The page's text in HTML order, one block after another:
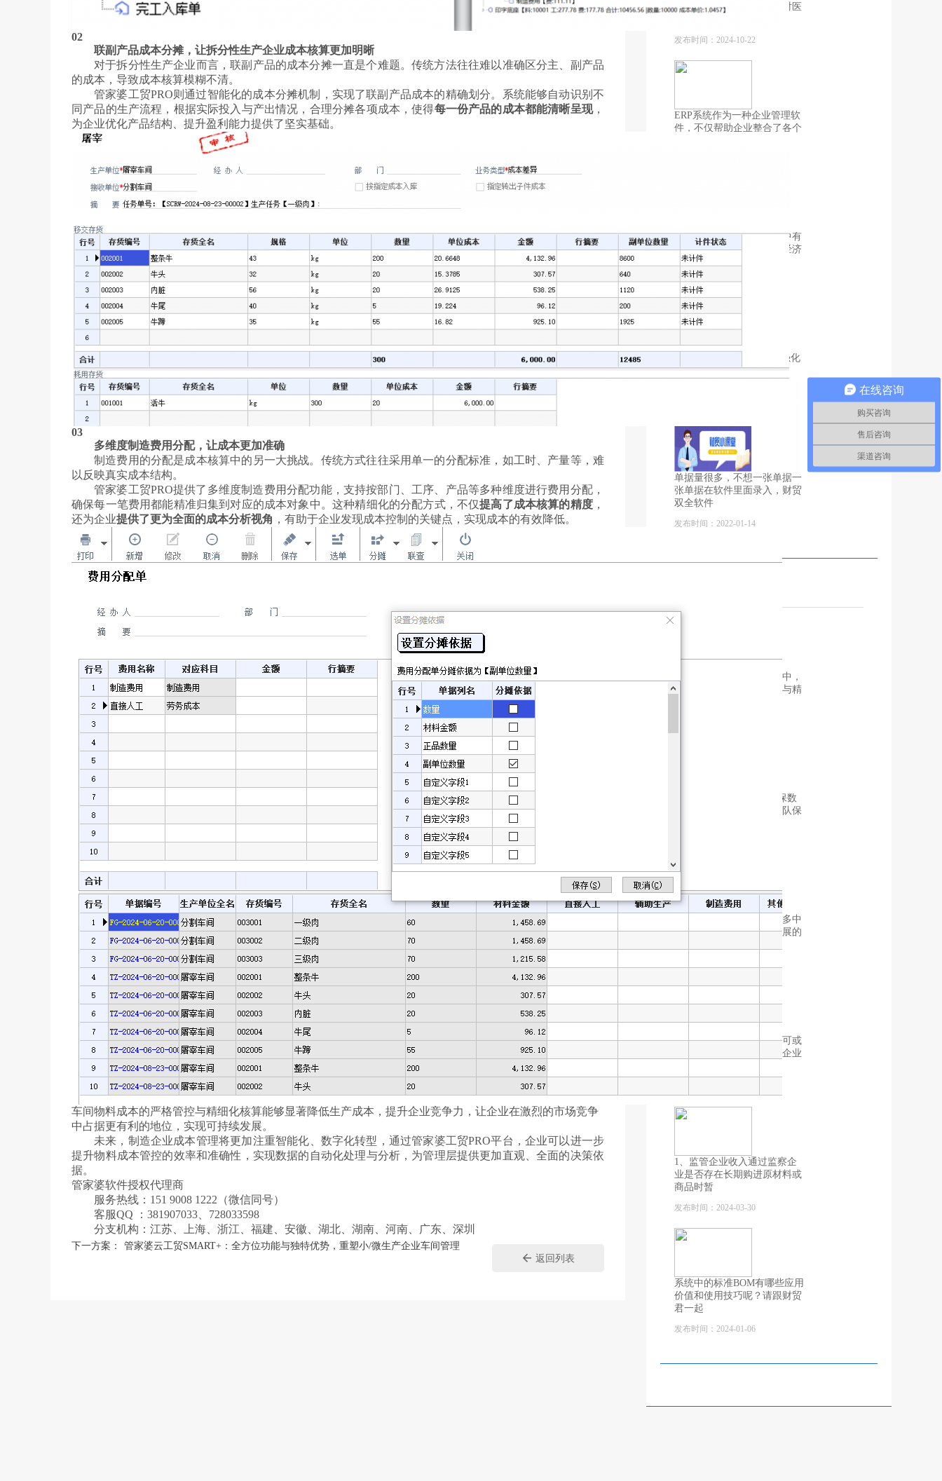
02
联副产品成本分摊，让拆分性生产企业成本核算更加明晰
对于拆分性生产企业而言，联副产品的成本分摊一直是个难题。传统方法往往难以准确区分主、副产品
的成本，导致成本核算模糊不清。
管家婆工贸PRO则通过智能化的成本分摊机制，实现了联副产品成本的精确划分。系统能够自动识别不
同产品的生产流程，根据实际投入与产出情况，合理分摊各项成本，使得每一份产品的成本都能清晰呈现，
为企业优化产品结构、提升盈利能力提供了坚实基础。
03
多维度制造费用分配，让成本更加准确
制造费用的分配是成本核算中的另一大挑战。传统方式往往采用单一的分配标准，如工时、产量等，难
以反映真实成本结构。
管家婆工贸PRO提供了多维度制造费用分配功能，支持按部门、工序、产品等多种维度进行费用分配，
确保每一笔费用都能精准归集到对应的成本对象中。这种精细化的分配方式，不仅提高了成本核算的精度 ，
还为企业提供了更为全面的成本分析视角 ，有助于企业发现成本控制的关键点，实现成本的有效降低。
车间物料成本的严格管控与精细化核算能够显著降低生产成本，提升企业竞争力，让企业在激烈的市场竞争
中占据更有利的地位，实现可持续发展。
未来，制造企业成本管理将更加注重智能化、数字化转型，通过管家婆工贸PRO平台，企业可以进一步
提升物料成本管控的效率和准确性，实现数据的自动化处理与分析，为管理层提供更加直观、全面的决策依
据。
管家婆软件授权代理商
服务热线：151 9008 1222（微信同号）
客服QQ ：381907033、728033598
分支机构：江苏、上海、浙江、福建、安徽、湖北、湖南、河南、广东、深圳
下一方案：
管家婆云工贸SMART+：全方位功能与独特优势，重塑小/微生产企业车间管理
返回列表
的施行，监管部门加强了对医
发布时间：2024-10-22
ERP系统作为一种企业管理软
件，不仅帮助企业整合了各个
中小企业在我国经济发展中有
着重要的地位，随着全球经济
一体化以
发布时间：2023-02-04
发版公告丨以“智”增效，强化
快消品行业多元场景
单据量很多，不想一张单据一
张单据在软件里面录入，财贸
双全软件
发布时间：2022-01-14
在竞争激烈的制造业环境中，
车间物料成本的严格管控与精
1、阿里私有云部署，确保数
据安全可靠，顶尖运维团队保
互联网时代的到来，让很多中
小型企业都走上了快速发展的
发布时间：2024-07-07
固定资产是企业管理中不可或
缺的一部分，尤其是现代企业
1、监管企业收入通过监察企
业是否存在长期购进原材料或
商品时暂
发布时间：2024-03-30
系统中的标准BOM有哪些应用
价值和使用技巧呢？请跟财贸
君一起
发布时间：2024-01-06
在线咨询
购买咨询
售后咨询
渠道咨询